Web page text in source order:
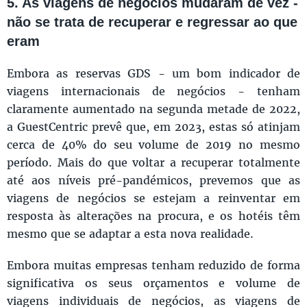
não se trata de recuperar e regressar ao que
eram
Embora as reservas GDS - um bom indicador de
viagens internacionais de negócios - tenham
claramente aumentado na segunda metade de 2022,
a GuestCentric prevê que, em 2023, estas só atinjam
cerca de 40% do seu volume de 2019 no mesmo
período. Mais do que voltar a recuperar totalmente
até aos níveis pré-pandémicos, prevemos que as
viagens de negócios se estejam a reinventar em
resposta às alterações na procura, e os hotéis têm
mesmo que se adaptar a esta nova realidade.
Embora muitas empresas tenham reduzido de forma
significativa os seus orçamentos e volume de
viagens individuais de negócios, as viagens de